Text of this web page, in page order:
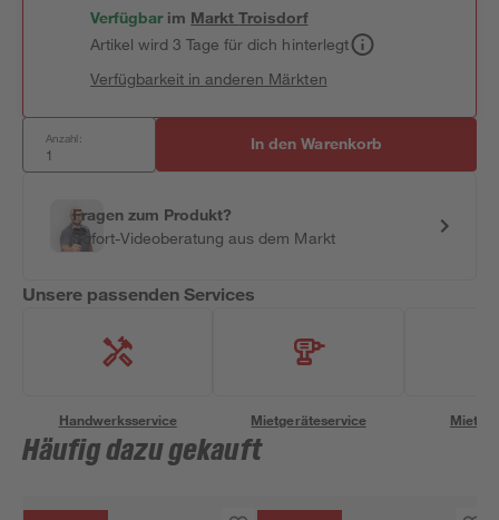
Verfügbar im MarktTroisdorf
Artikel wird 3 Tage für dich hinterlegt
Verfügbarkeit in anderen Märkten
Anzahl: In den Warenkorb
Fragen zum Produkt?
Sofort-Videoberatung aus dem Markt
Unsere passenden Services
Handwerksservice Mietgeräteservice
Häufig dazu gekauft